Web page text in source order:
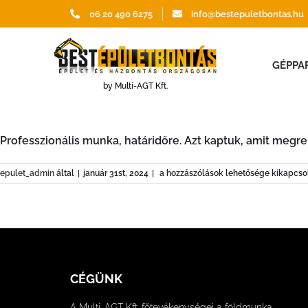
06 20 490 6275 info@bestepuletbontas.hu
by Multi-AGT Kft.
Professzionális munka, határidőre. Azt kaptuk, amit
epulet_admin által január 31st, 2024 a hozzászólások lehetősége
CÉGÜNK